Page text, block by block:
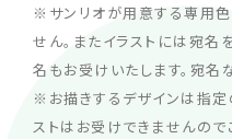
※サンリオが用意する専用
せん。またイラストには宛名
名もお受けいたします。宛名
※お描きするデザインは指定
ストはお受けできませんので